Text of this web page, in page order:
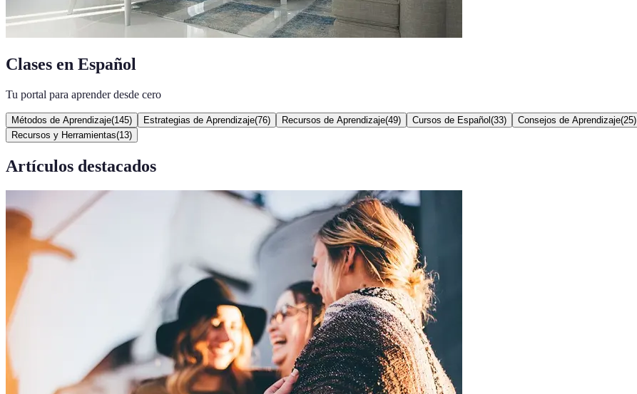
Clases en Español
Tu portal para aprender desde cero
Métodos de Aprendizaje(145) Estrategias de Aprendizaje(76) Recursos de Aprendizaje(49) Cursos de Español (33) Consejos de Aprendizaje(25)
Recursos y Herramientas(13)
Artículos destacados